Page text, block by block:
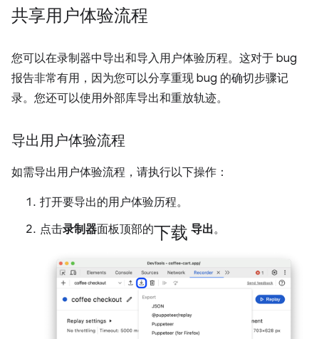
共享用户体验流程
您可以在录制器中导出和导入用户体验历程。这对于 bug
报告非常有用，因为您可以分享重现 bug 的确切步骤记
录。您还可以使用外部库导出和重放轨迹。
导出用户体验流程
如需导出用户体验流程，请执行以下操作：
打开要导出的用户体验历程。
点击录制器面板顶部的下载 导出。